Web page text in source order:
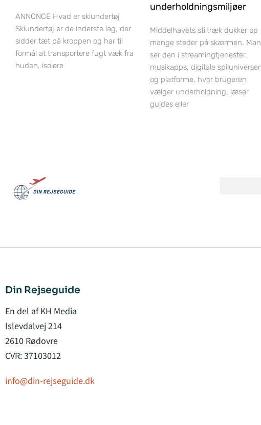
ANNONCE Hvad er skiundertøj
Skiundertøj er de inderste lag, der
sidder tæt på kroppen og har til
formål at transportere fugt væk fra
huden, isolere
underholdningsmiljøer
Middelhavets stiltræk dukker op
mange steder på skærmen. Man
ser den i streamingtjenester,
musikapps, digitale spiluniverser
og platforme, hvor brugeren
vælger underholdning, læser
guides eller
Din Rejseguide
En del af KH Media
Islevdalvej 214
2610 Rødovre
CVR: 37103012
info@din-rejseguide.dk